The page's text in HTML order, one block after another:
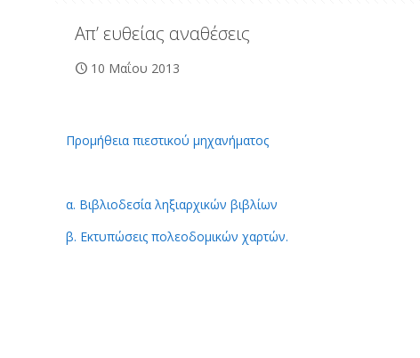
Απ’ ευθείας αναθέσεις
10 Μαΐου 2013
Προμήθεια πιεστικού μηχανήματος
α. Βιβλιοδεσία ληξιαρχικών βιβλίων
β. Εκτυπώσεις πολεοδομικών χαρτών.